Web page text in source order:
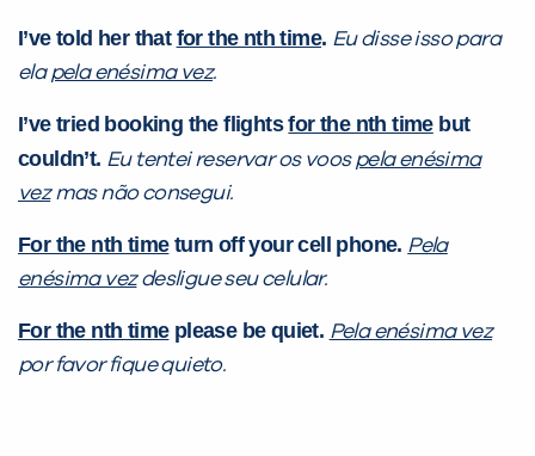
I’ve told her that for the nth time. Eu disse isso para
elapela enésima vez.
I’ve tried booking the flightsfor the nth timebut
couldn’t. Eu tentei reservar os voospela enésima
vezmas não consegui.
For the nth timeturn off your cell phone. Pela
enésima vezdesligue seu celular.
For the nth timeplease be quiet. Pela enésima vez
por favor fique quieto.